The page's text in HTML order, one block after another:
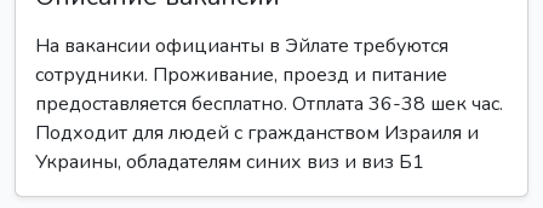
На вакансии официанты в Эйлате требуются
сотрудники. Проживание, проезд и питание
предоставляется бесплатно. Отплата 36-38 шек час.
Подходит для людей с гражданством Израиля и
Украины, обладателям синих виз и виз Б1